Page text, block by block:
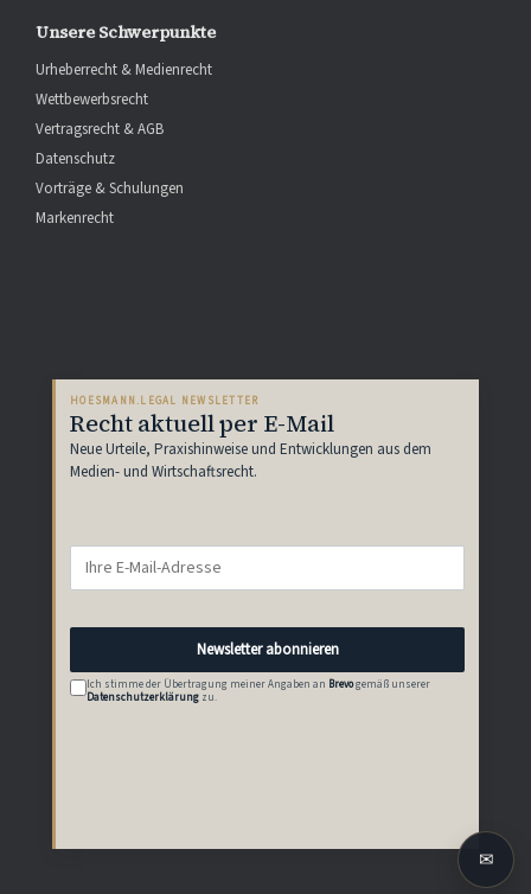
Unsere Schwerpunkte
Urheberrecht & Medienrecht
Wettbewerbsrecht
Vertragsrecht & AGB
Datenschutz
Vorträge & Schulungen
Markenrecht
HOESMANN.LEGAL NEWSLETTER
Recht aktuell per E-Mail
Neue Urteile, Praxishinweise und Entwicklungen aus dem
Medien- und Wirtschaftsrecht.
Newsletter abonnieren
Ich stimme der Übertragung meiner Angaben an Brevogemäß unserer
Datenschutzerklärung zu.
✉